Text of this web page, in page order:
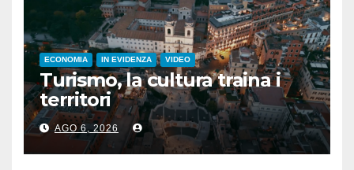
ECONOMIA IN EVIDENZA VIDEO
Turismo, la cultura traina i
territori
AGO 6, 2026